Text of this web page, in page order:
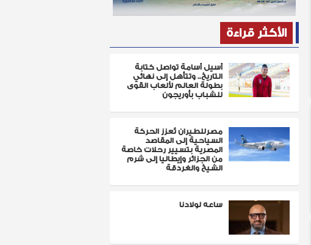
الأكثر قراءة
أسيل أسامة تواصل كتابة
التاريخ.. وتتأهل إلى نهائي
بطولة العالم لألعاب القوى
للشباب بأوريجون
مصرللطيران تُعزز الحركة
السياحية إلى المقاصد
المصرية بتسيير رحلات خاصة
من الجزائر وإيطاليا إلى شرم
الشيخ والغردقة
ساعه لولادنا